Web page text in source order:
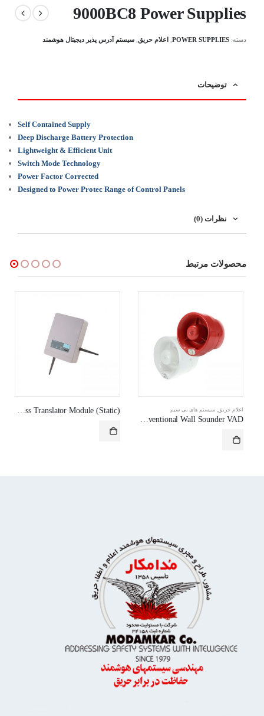
9000BC8 Power Supplies
دسته: POWER SUPPLIES اعلام حریق سیستم آدرس پذیر دیجیتال هوشمند
توضیحات
Self Contained Supply
Deep Discharge Battery Protection
Lightweight & Efficient Unit
Switch Mode Technology
Power Factor Corrected
Designed to Power Protec Range of Control Panels
نظرات (0)
محصولات مرتبط
اعلام حریق,سیستم های بی سیم
HFC-SBR-23-03 – Conventional Wall Sounder VAD
(6000WLS/HLI – Wireless Translator Module (Static